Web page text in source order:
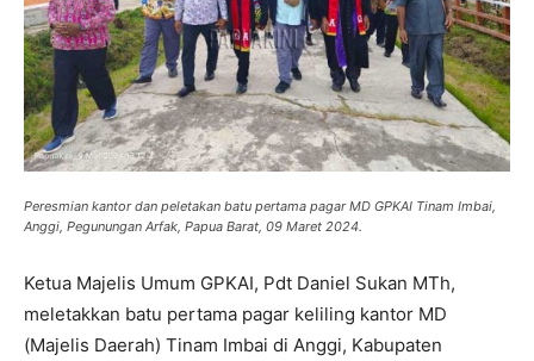
Peresmian kantor dan peletakan batu pertama pagar MD GPKAI Tinam Imbai,
Anggi, Pegunungan Arfak, Papua Barat, 09 Maret 2024.
Ketua Majelis Umum GPKAI, Pdt Daniel Sukan MTh,
meletakkan batu pertama pagar keliling kantor MD
(Majelis Daerah) Tinam Imbai di Anggi, Kabupaten